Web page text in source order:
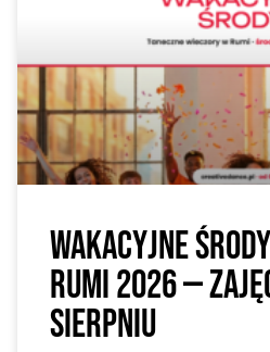
Wakacyjne
Rumi 2026 —
sierpniu